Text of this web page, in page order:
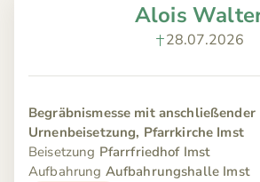
Alois
28.07.2026
Begräbnismesse mit anschließender
Urnenbeisetzung, Pfarrkirche Imst
Beisetzung Pfarrfriedhof Imst
Aufbahrung Aufbahrungshalle Imst